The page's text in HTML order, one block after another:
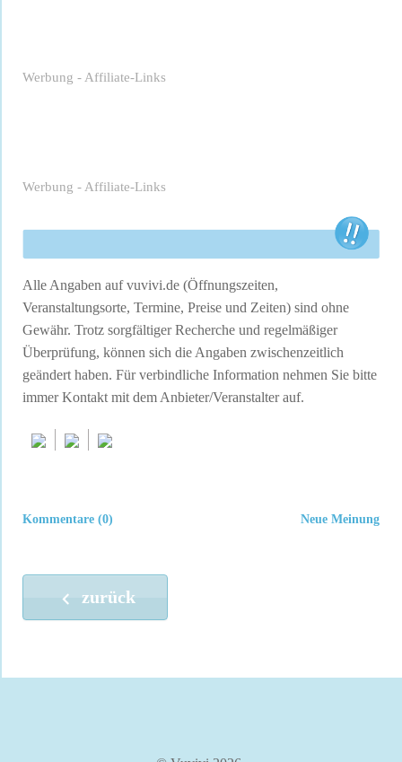
Werbung - Affiliate-Links
Werbung - Affiliate-Links
Alle Angaben auf vuvivi.de (Öffnungszeiten,
Veranstaltungsorte, Termine, Preise und Zeiten) sind ohne
Gewähr. Trotz sorgfältiger Recherche und regelmäßiger
Überprüfung, können sich die Angaben zwischenzeitlich
geändert haben. Für verbindliche Information nehmen Sie bitte
immer Kontakt mit dem Anbieter/Veranstalter auf.
Neue Meinung
Kommentare (0)
zurück